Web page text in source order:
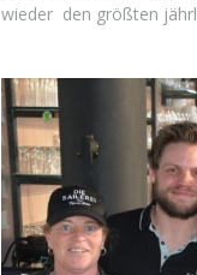
wieder den größten